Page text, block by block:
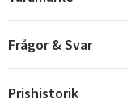
Frågor & Svar
Prishistorik